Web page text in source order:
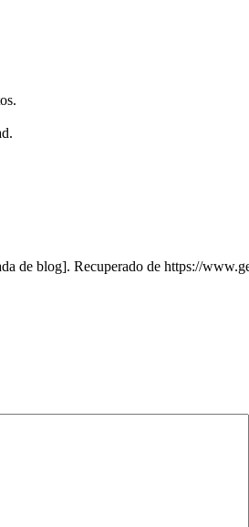
de blog]. Recuperado de https://